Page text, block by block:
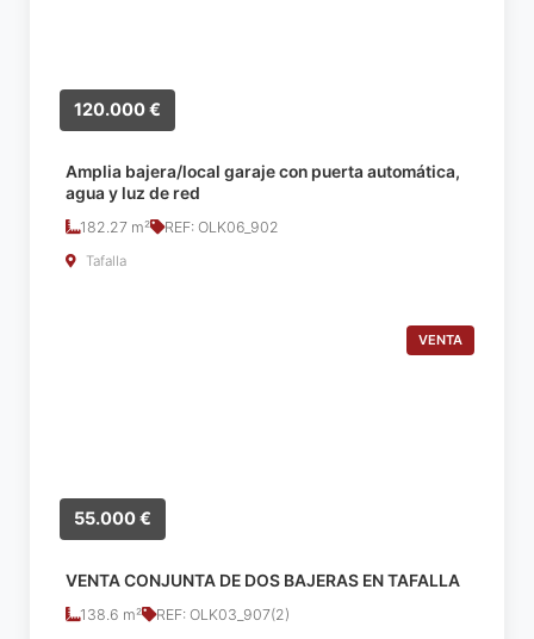
120.000 €
Amplia bajera/local garaje con puerta automática,
agua y luz de red
182.27 m² REF: OLK06_902
Tafalla
VENTA
55.000 €
VENTA CONJUNTA DE DOS BAJERAS EN TAFALLA
138.6 m² REF: OLK03_907(2)